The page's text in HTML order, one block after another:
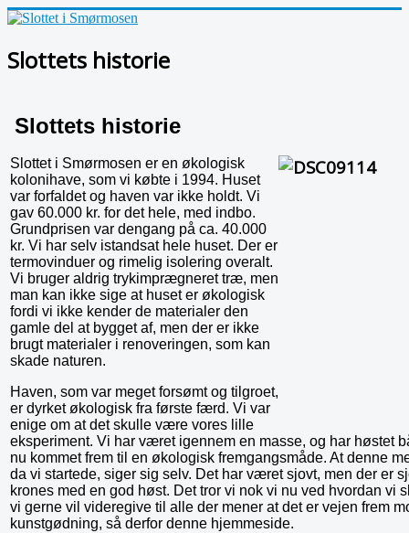
Slottets historie
Slottets historie
Slottet i Smørmosen er en økologisk
kolonihave, som vi købte i 1994. Huset
var forfaldet og haven var ikke holdt. Vi
gav 60.000 kr. for det hele, med indbo.
Grundprisen var dengang på ca. 40.000
kr. Vi har selv istandsat hele huset. Der er
termovinduer og rimelig isolering overalt.
Vi bruger aldrig trykimprægneret træ, men
man kan ikke sige at huset er økologisk
fordi vi ikke kender de materialer den
gamle del at bygget af, men der er ikke
brugt materialer i renoveringen, som kan
skade naturen.
Haven, som var meget forsømt og tilgroet,
er dyrket økologisk fra første færd. Vi var
enige om at det skulle være vores lille
eksperiment. Vi har været igennem en masse, og har høstet
nu kommet frem til en økologisk fremgangsmåde. At denne
da vi startede, siger sig selv. Det har været sjovt, men der er
krones med en god høst. Det tror vi nok vi nu ved hvordan vi
vi gerne vil videregive til alle der mener at det er vejen frem
kunstgødning, så derfor denne hjemmeside.